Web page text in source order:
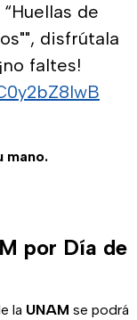
de
disfrútala
faltes!
mano.
por Día de
la UNAM se podrá